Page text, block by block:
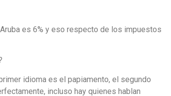
es 6% y eso respecto de los impuestos
idioma es el papiamento, el segundo
incluso hay quienes hablan